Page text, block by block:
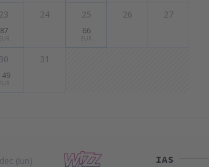
23
87
EUR
24 25
66
EUR
26 27
30
EUR
31
(lun) IAS